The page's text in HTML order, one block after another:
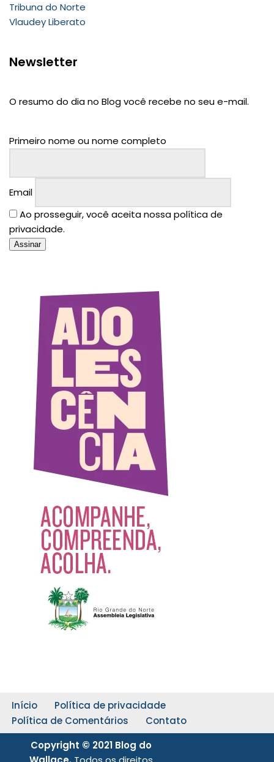
Tribuna do Norte
Vlaudey Liberato
Newsletter
O resumo do dia no Blog você recebe no seu e-mail.
Primeiro nome ou nome completo
Email
Ao prosseguir, você aceita nossa política de
privacidade.
Início
Política de privacidade
Política de Comentários
Contato
Copyright © 2021 Blog do